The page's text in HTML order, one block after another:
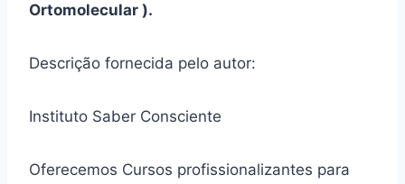
Ortomolecular ).
Descrição fornecida pelo autor:
Instituto Saber Consciente
Oferecemos Cursos profissionalizantes para